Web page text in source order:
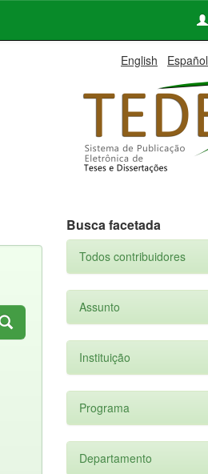
English Español
Busca facetada
Todos contribuidores
Assunto
Instituição
Programa
Departamento